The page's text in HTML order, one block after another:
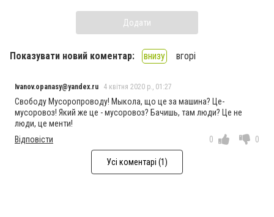
Додати
Показувати новий коментар: внизу вгорі
Ivanov.opanasy@yandex.ru 4 квітня 2020 р., 01:27
Свободу Мусоропроводу! Мыкола, що це за машина? Це-
мусоровоз! Який же це - мусоровоз? Бачишь, там люди? Це не
люди, це менти!
Відповісти
0 0
Усі коментарі (1)